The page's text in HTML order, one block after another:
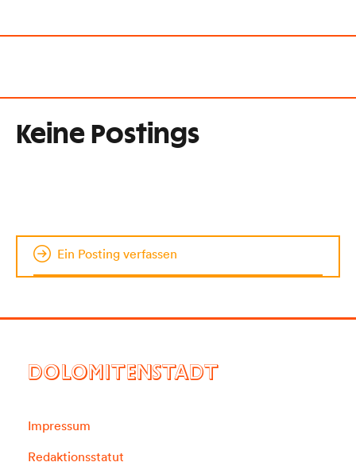
Keine Postings
Ein Posting verfassen
DOLOMITENSTADT
Impressum
Redaktionsstatut